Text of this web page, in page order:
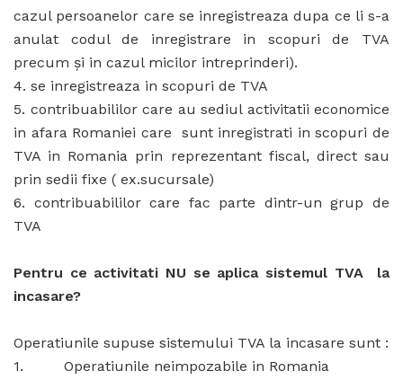
cazul persoanelor care se inregistreaza dupa ce li s-a
anulat codul de inregistrare in scopuri de TVA
precum şi in cazul micilor intreprinderi).
4. se inregistreaza in scopuri de TVA
5. contribuabililor care au sediul activitatii economice
in afara Romaniei care sunt inregistrati in scopuri de
TVA in Romania prin reprezentant fiscal, direct sau
prin sedii fixe ( ex.sucursale)
6. contribuabililor care fac parte dintr-un grup de
TVA
Pentru ce activitati NU se aplica sistemul TVA la
incasare?
Operatiunile supuse sistemului TVA la incasare sunt :
1. Operatiunile neimpozabile in Romania